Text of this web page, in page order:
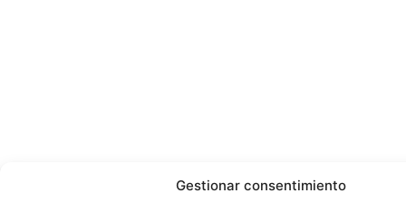
Gestionar consentimiento